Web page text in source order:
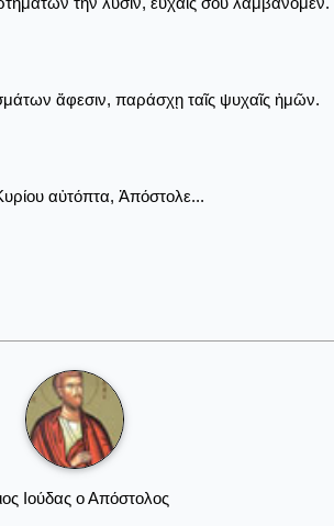
ἄφεσιν, παράσχῃ ταῖς ψυχαῖς ἡμῶν.
αὐτόπτα, Ἀπόστολε...
Ιούδας ο Απόστολος